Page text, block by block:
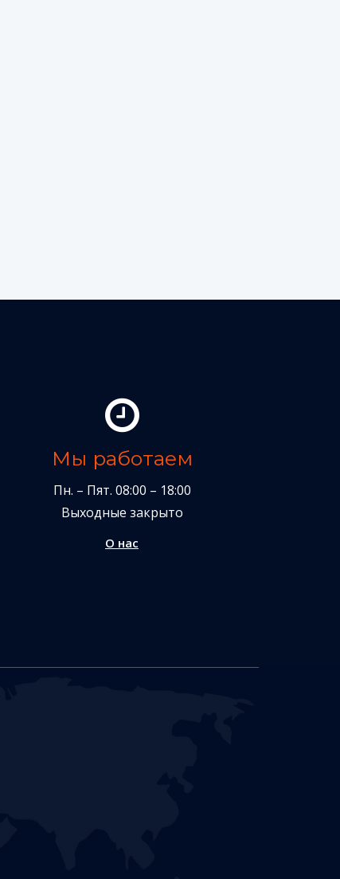
Мы работаем
Пн. – Пят. 08:00 – 18:00
Выходные закрыто
О нас